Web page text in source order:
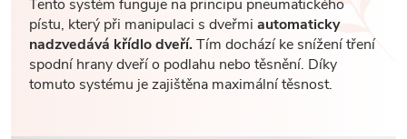
Tento systém funguje na principu pneumatického
pístu, který při manipulaci s dveřmi automaticky
nadzvedává křídlo dveří.Tím dochází ke snížení tření
spodní hrany dveří o podlahu nebo těsnění. Díky
tomuto systému je zajištěna maximální těsnost.